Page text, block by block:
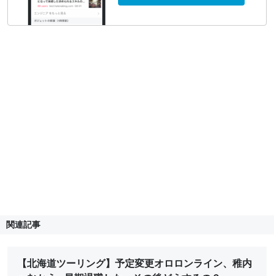
関連記事
【北海道ツーリング】予定変更オロロンライン、稚内